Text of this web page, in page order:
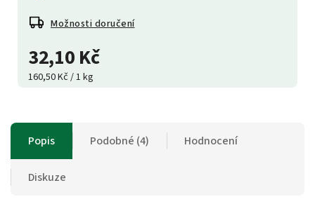
32,10 Kč
160,50 Kč / 1 kg
Možnosti doručení
Popis Podobné (4) Hodnocení
Diskuze